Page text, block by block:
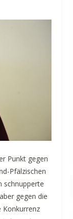
Punkt gegen
Pfälzischen
schnupperte
gegen die
Konkurrenz